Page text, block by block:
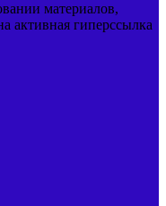
материалов,
активная гиперссылка